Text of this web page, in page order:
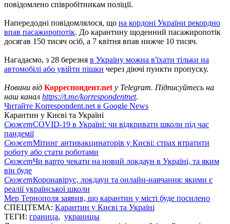
повідомлено співробітникам поліції.
Напередодні повідомлялося, що на кордоні України рекордно
впав пасажиропотік. До карантину щоденний пасажиропотік
досягав 150 тисяч осіб, а 7 квітня впав нижче 10 тисяч.
Нагадаємо, з 28 березня в Україну можна в'їхати тільки на
автомобілі або увійти пішки через діючі пункти пропуску.
Новини від Корреспондент.net у Telegram. Підписуйтесь на
наш канал https://t.me/korrespondentnet.
Читайте Korrespondent.net в Google News
Карантин у Києві та Україні
СюжетCOVID-19 в Україні: чи відкривати школи під час
пандемії
СюжетМітинг антивакцинаторів у Києві: страх втратити
роботу або стати роботами
СюжетЧи варто чекати на новий локдаун в Україні, та яким
він буде
СюжетКоронавірус, локдаун та онлайн-навчання: якими є
реалії української школи
Мер Тернополя заявив, що карантин у місті буде посилено
СПЕЦТЕМА: Карантин у Києві та Україні
ТЕГИ: граница, украинцы